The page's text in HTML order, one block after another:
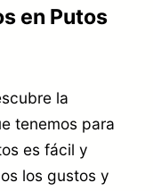
en Putos
la
tenemos para
es fácil y
los gustos y